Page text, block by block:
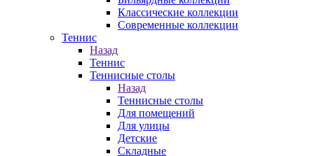
Классические коллекции
Современные коллекции
Теннис
Назад
Теннис
Теннисные столы
Назад
Теннисные столы
Для помещений
Для улицы
Детские
Складные